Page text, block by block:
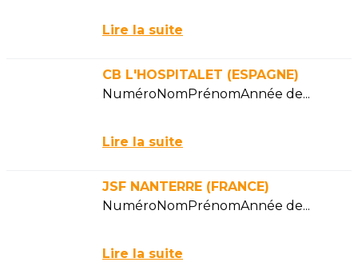
Lire la suite
CB L'HOSPITALET (ESPAGNE)
NuméroNomPrénomAnnée de...
Lire la suite
JSF NANTERRE (FRANCE)
NuméroNomPrénomAnnée de...
Lire la suite